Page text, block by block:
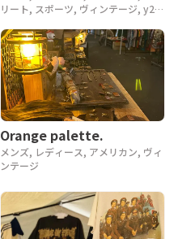
リート, スポーツ, ヴィンテージ, y2k,
Orange palette.
メンズ, レディース, アメリカン, ヴィ
ンテージ